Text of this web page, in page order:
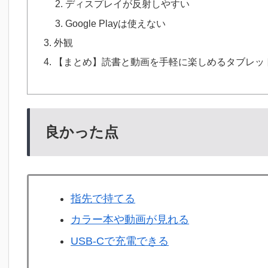
ディスプレイが反射しやすい
Google Playは使えない
外観
【まとめ】読書と動画を手軽に楽しめるタブレッ
良かった点
指先で持てる
カラー本や動画が見れる
USB-Cで充電できる